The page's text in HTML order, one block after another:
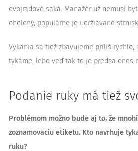
dvojradové saká. Manažér už nemusí
oholený, populárne je udržiavané
Vykania sa tiež zbavujeme príliš rýchlo,
tykáme, lebo veď tak to je predsa dnes
Podanie ruky má tiež
Problémom možno bude aj to, že
zoznamovaciu etiketu. Kto navrhuje
ruku?